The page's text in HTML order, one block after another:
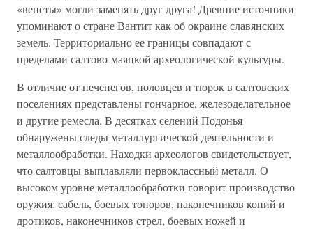
«венеты» могли заменять друг друга! Древние источники
упоминают о стране Вантит как об окраине славянских
земель. Территориально ее границы совпадают с
пределами салтово-маяцкой археологической культуры.
В отличие от печенегов, половцев и тюрок в салтовских
поселениях представлены гончарное, железоделательное
и другие ремесла. В десятках селений Подонья
обнаружены следы металлургической деятельности и
металлообработки. Находки археологов свидетельствует,
что салтовцы выплавляли первоклассный металл. О
высоком уровне металлообработки говорит производство
оружия: сабель, боевых топоров, наконечников копий и
дротиков, наконечников стрел, боевых ножей и